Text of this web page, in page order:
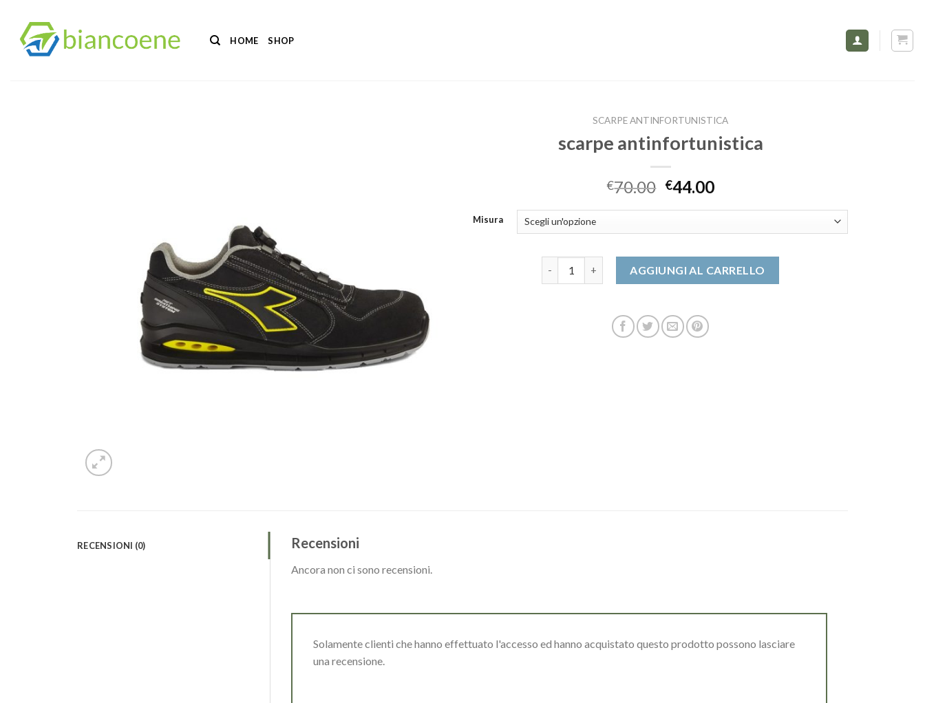
contenuti
HOME SHOP
SCARPE ANTINFORTUNISTICA
scarpe antinfortunistica
€70.00 €44.00
Misura
AGGIUNGI AL CARRELLO
RECENSIONI (0) Recensioni
Ancora non ci sono recensioni.
Solamente clienti che hanno effettuato l'accesso ed hanno acquistato questo prodotto possono lasciare
una recensione.